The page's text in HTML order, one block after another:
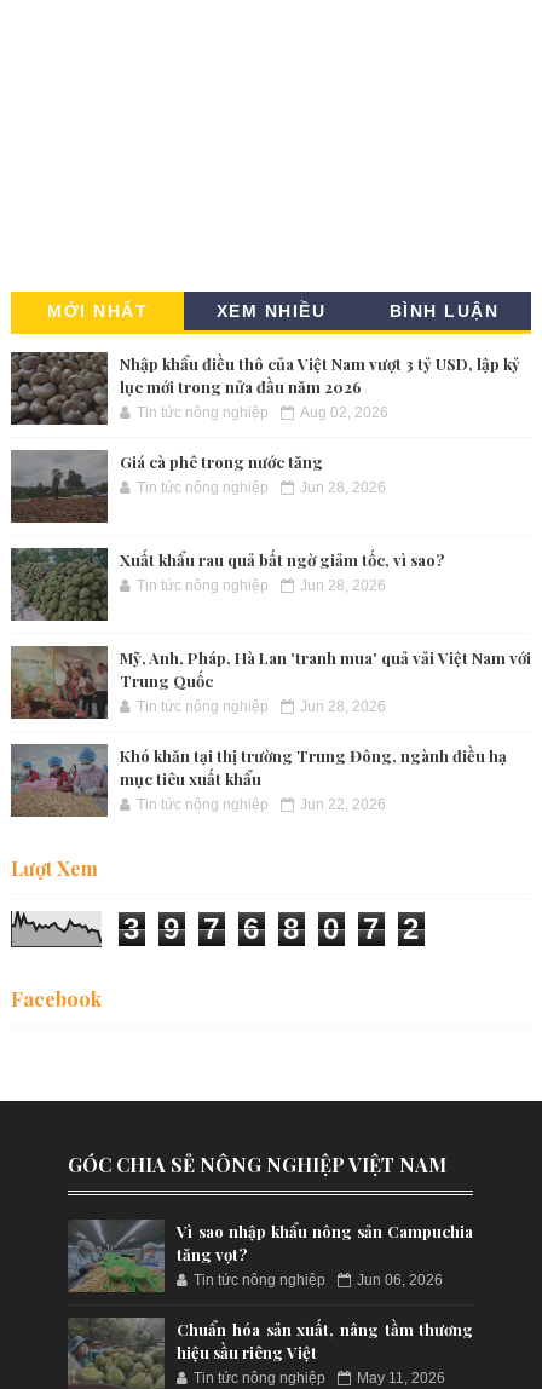
MỚI NHẤT XEM NHIỀU BÌNH LUẬN
Nhập khẩu điều thô của Việt Nam vượt 3 tỷ USD, lập kỷ
lục mới trong nửa đầu năm 2026
Tin tức nông nghiệp Aug 02, 2026
Giá cà phê trong nước tăng
Tin tức nông nghiệp Jun 28, 2026
Xuất khẩu rau quả bất ngờ giảm tốc, vì sao?
Tin tức nông nghiệp Jun 28, 2026
Mỹ, Anh, Pháp, Hà Lan 'tranh mua' quả vải Việt Nam với
Trung Quốc
Tin tức nông nghiệp Jun 28, 2026
Khó khăn tại thị trường Trung Đông, ngành điều hạ
mục tiêu xuất khẩu
Tin tức nông nghiệp Jun 22, 2026
Lượt Xem
3 9 7 6 8 0 7 2
Facebook
GÓC CHIA SẺ NÔNG NGHIỆP VIỆT NAM
Vì sao nhập khẩu nông sản Campuchia
tăng vọt?
Tin tức nông nghiệp Jun 06, 2026
Chuẩn hóa sản xuất, nâng tầm thương
hiệu sầu riêng Việt
Tin tức nông nghiệp May 11, 2026